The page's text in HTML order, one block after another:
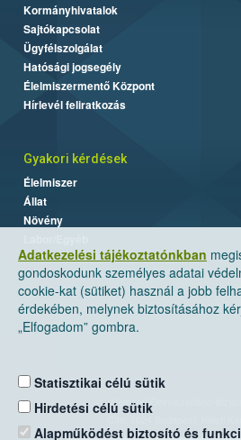
Adatkezelési tájékoztatónkban
gondoskodunk személyes adatai
cookie-kat (sütiket) használ a jobb
érdekében, melynek biztosításához
„Elfogadom” gombra.
Statisztikai célú sütik
Hirdetési célú sütik
Alapműködést biztosító és
Kormányhivatalok
Sajtókapcsolat
Ügyfélszolgálat
Hatósági jogsegély
Élelmiszermentő Központ
Hírlevél feliratkozás
Gyakori kérdések
Élelmiszer
Állat
Növény
Nemzeti Élelmiszerlánc-
Levelezési cím: 1525